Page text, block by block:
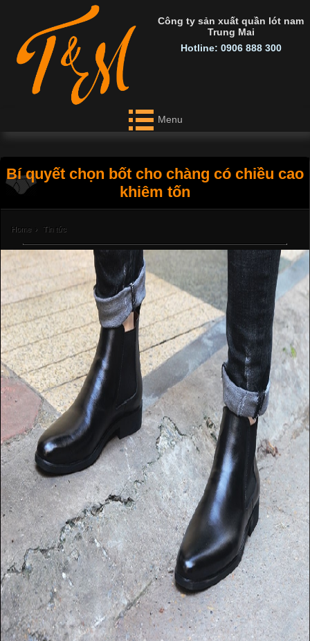
Công ty sản xuất quần lót nam
Trung Mai
Hotline: 0906 888 300
Menu
Bí quyết chọn bốt cho chàng có chiều cao
khiêm tốn
Home › Tin tức